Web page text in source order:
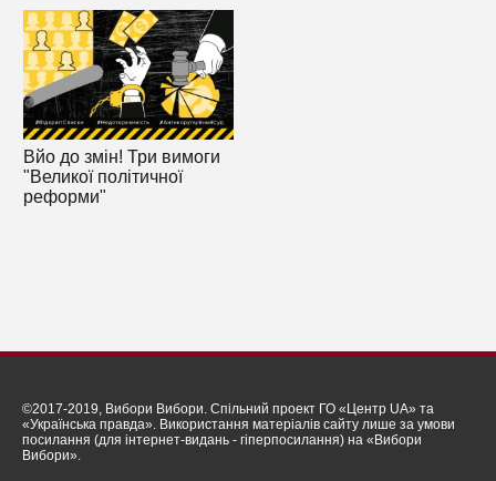
Вйо до змін! Три вимоги
"Великої політичної
реформи"
©2017-2019, Вибори Вибори. Спільний проект ГО «Центр UA» та
«Українська правда». Використання матеріалів сайту лише за умови
посилання (для інтернет-видань - гіперпосилання) на «Вибори
Вибори».